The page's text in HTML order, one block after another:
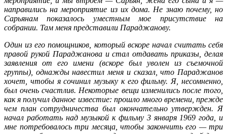
направились на мероприятие из их дома. Не знаю почему, но
Сарьянам показалось уместным мое присутствие на
собрании. Там меня представили Параджанову.
Один из его помощников, который вскоре начал считать себя
правой рукой Параджанова и стал отдавать приказы, делая
заявления от его имени (вскоре был уволен из съемочной
группы), однажды навестил меня и сказал, что Параджанов
хочет, чтобы я сочинил музыку к его фильму. Я, несомненно,
был очень счастлив. Некоторые вещи изменились после того,
как я получил данное известие: прошло много времени, прежде
чем план сотрудничества был окончательно утвержден. Я
начал работать над музыкой к фильму 3 января 1969 года, и
мне потребовалось три месяца, чтобы закончить его — три